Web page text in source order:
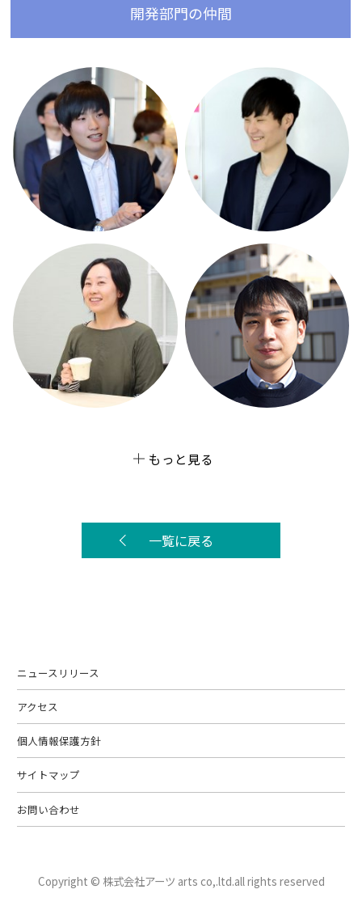
開発部門の仲間
もっと見る
一覧に戻る
ニュースリリース
アクセス
個人情報保護方針
サイトマップ
お問い合わせ
Copyright © 株式会社アーツ arts co,.ltd.all rights reserved